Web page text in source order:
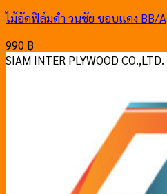
ไม้อัดฟิล์มดำ วนชัย ขอบแดง BB/A
990 ฿
SIAM INTER PLYWOOD CO.,LTD.